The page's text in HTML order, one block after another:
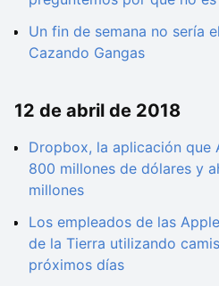
Un fin de semana no sería
Cazando Gangas
12 de abril de 2018
Dropbox, la aplicación
800 millones de dólares y
millones
Los empleados de las
de la Tierra utilizando
próximos días